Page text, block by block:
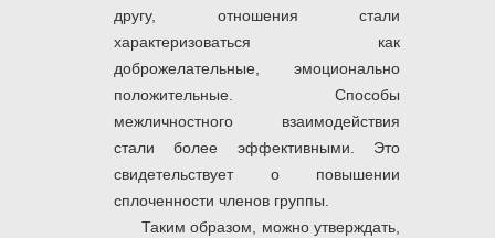
другу, отношения стали
характеризоваться как
доброжелательные, эмоционально
положительные. Способы
межличностного взаимодействия
стали более эффективными. Это
свидетельствует о повышении
сплоченности членов группы.
Таким образом, можно утверждать,